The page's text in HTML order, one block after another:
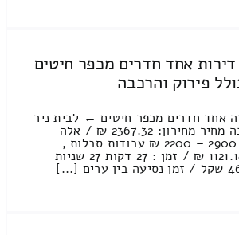
אחד חדרים מכפר חיטים
פירוק והרכבה
אחד חדרים מכפר חיטים ← לבית ניר
כולל פירוק והרכבה מחיר מחירון: 2367.32 ₪ / אלה
שבטווח המחירים 2900 – 2200 ₪ עבודות סבלות ,
טעינה ופריקה : 1121.18 ₪ / זמן : 27 דקות 27 שניות